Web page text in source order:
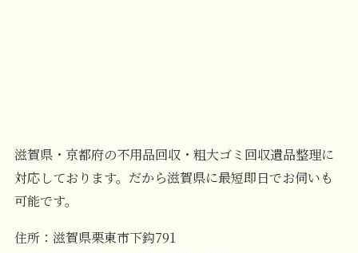
滋賀県・京都府の不用品回収・粗大ゴミ回収遺品整理に
対応しております。だから滋賀県に最短即日でお伺いも
可能です。
住所：滋賀県栗東市下鈎791